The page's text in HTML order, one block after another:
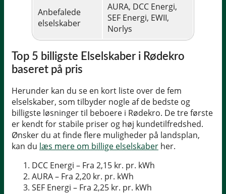
Anbefalede
elselskaber
AURA, DCC Energi,
SEF Energi, EWII,
Norlys
Top 5 billigste Elselskaber i Rødekro
baseret på pris
Herunder kan du se en kort liste over de fem
elselskaber, som tilbyder nogle af de bedste og
billigste løsninger til beboere i Rødekro. De tre første
er kendt for stabile priser og høj kundetilfredshed.
Ønsker du at finde flere muligheder på landsplan,
kan du læs mere om billige elselskaber her.
DCC Energi – Fra 2,15 kr. pr. kWh
AURA – Fra 2,20 kr. pr. kWh
SEF Energi – Fra 2,25 kr. pr. kWh